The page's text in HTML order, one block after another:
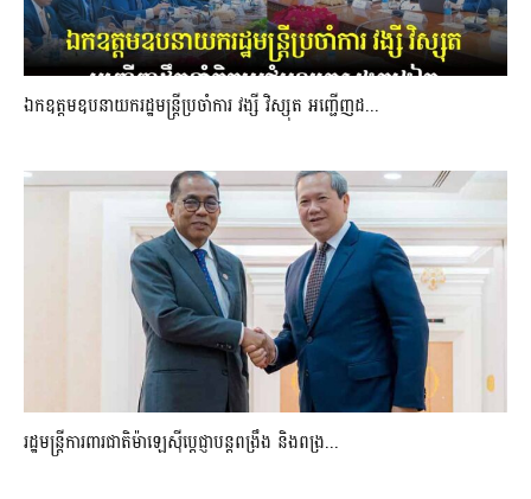
ឯកឧត្តមឧបនាយករដ្ឋមន្រ្តីប្រចាំការ វង្សី វិស្សុត អញ្ជើញដ...
រដ្ឋមន្ត្រីការពារជាតិម៉ាឡេស៊ីប្ដេជ្ញាបន្តពង្រឹង និងពង្រ...